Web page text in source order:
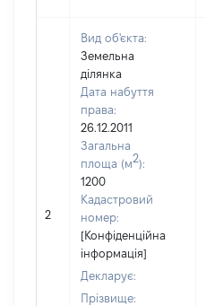
2
Вид об'єкта:
Земельна
ділянка
Дата набуття
права:
26.12.2011
Загальна
площа (м2):
1200
Кадастровий
номер:
[Конфіденційна
інформація]
Декларує:
Прізвище: